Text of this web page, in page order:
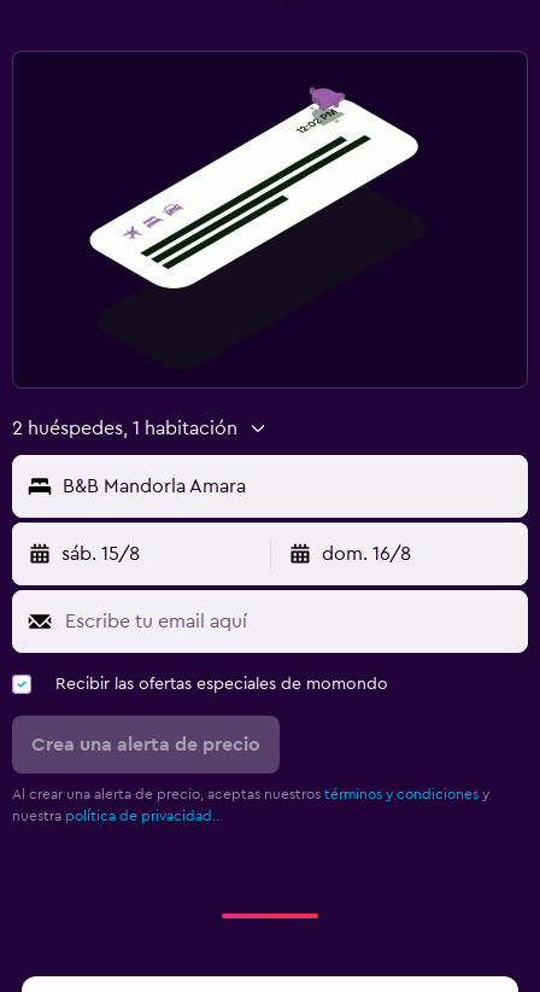
2 huéspedes, 1 habitación
B&B Mandorla Amara
sáb. 15/8 dom. 16/8
Recibir las ofertas especiales de momondo
Crea una alerta de precio
Al crear una alerta de precio, aceptas nuestros términos y condiciones y
nuestra política de privacidad.